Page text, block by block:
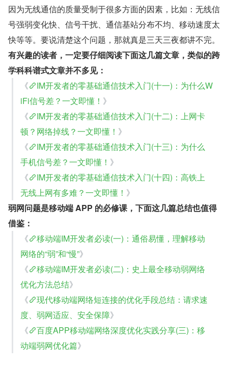
因为无线通信的质量受制于很多方面的因素，比如：无线信
号强弱变化快、信号干扰、通信基站分布不均、移动速度太
快等等。要说清楚这个问题，那就真是三天三夜都讲不完。
有兴趣的读者，一定要仔细阅读下面这几篇文章，类似的跨
学科科谱式文章并不多见：
《
IM开发者的零基础通信技术入门(十一)：为什么W
iFi信号差？一文即懂！ 》
《
IM开发者的零基础通信技术入门(十二)：上网卡
顿？网络掉线？一文即懂！ 》
《
IM开发者的零基础通信技术入门(十三)：为什么
手机信号差？一文即懂！ 》
《
IM开发者的零基础通信技术入门(十四)：高铁上
无线上网有多难？一文即懂！ 》
弱网问题是移动端 APP 的必修课，下面这几篇总结也值得
借鉴：
《
移动端IM开发者必读(一)：通俗易懂，理解移动
网络的“弱”和“慢”》
《
移动端IM开发者必读(二)：史上最全移动弱网络
优化方法总结》
《
现代移动端网络短连接的优化手段总结：请求速
度、弱网适应、安全保障》
《
百度APP移动端网络深度优化实践分享(三)：移
动端弱网优化篇》